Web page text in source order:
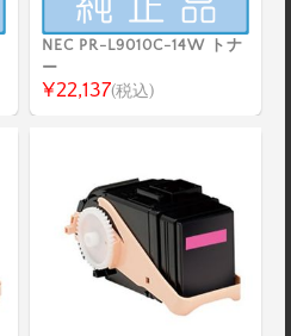
NEC PR-L9010C-14W トナ
ー
¥22,137(税込)